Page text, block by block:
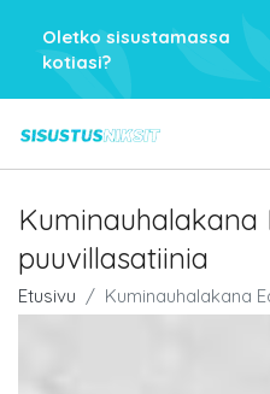
Oletko sisustamassa
kotiasi?
Kuminauhalakana
puuvillasatiinia
Etusivu Kuminauhalakana